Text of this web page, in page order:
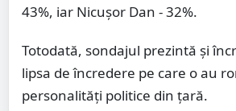
43%, iar Nicușor Dan - 32%.
Totodată, sondajul prezintă și
lipsa de încredere pe care o au
personalități politice din țară.